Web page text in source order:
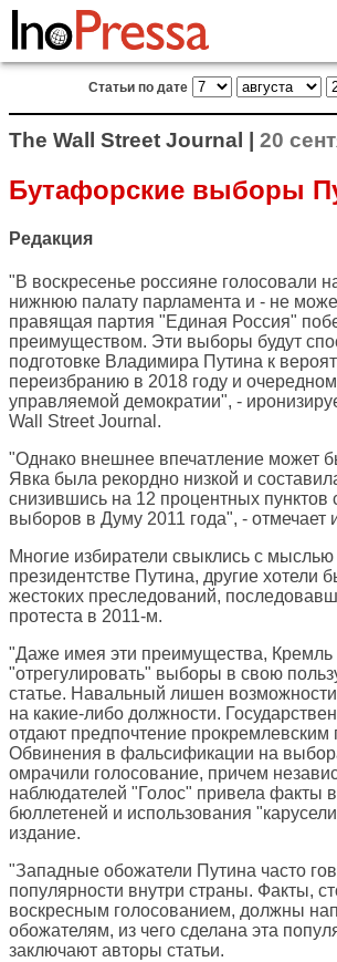
Статьи по дате
The Wall Street Journal | 20
Бутафорские выборы
Редакция
"В воскресенье россияне голосовали
нижнюю палату парламента и - не
правящая партия "Единая Россия"
преимуществом. Эти выборы будут
подготовке Владимира Путина к
переизбранию в 2018 году и
управляемой демократии", -
Wall Street Journal .
"Однако внешнее впечатление может
Явка была рекордно низкой и
снизившись на 12 процентных пунктов
выборов в Думу 2011 года", - отмечает
Многие избиратели свыклись с
президентстве Путина, другие хотели
жестоких преследований,
протеста в 2011-м.
"Даже имея эти преимущества,
"отрегулировать" выборы в свою
статье. Навальный лишен
на какие-либо должности.
отдают предпочтение прокремлевским
Обвинения в фальсификации на
омрачили голосование, причем
наблюдателей "Голос" привела факты
бюллетеней и использования
издание.
"Западные обожатели Путина часто
популярности внутри страны. Факты,
воскресным голосованием, должны
обожателям, из чего сделана эта
заключают авторы статьи.